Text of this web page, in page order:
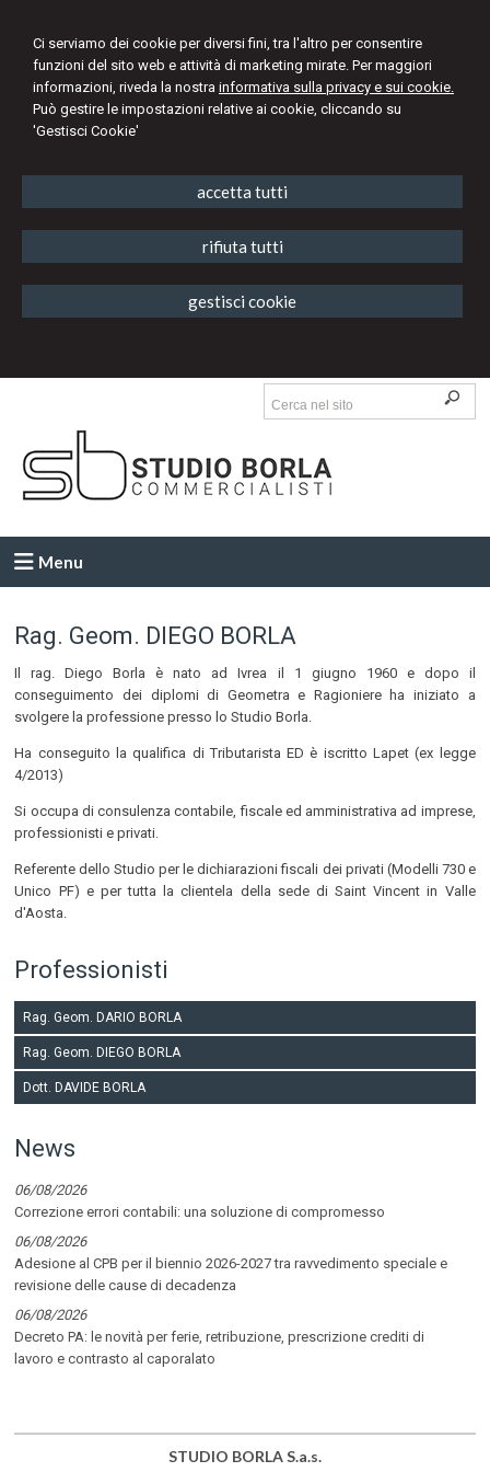
Ci serviamo dei cookie per diversi fini, tra l'altro per consentire
funzioni del sito web e attività di marketing mirate. Per maggiori
informazioni, riveda la nostra informativa sulla privacy e sui cookie.
Può gestire le impostazioni relative ai cookie, cliccando su
'Gestisci Cookie'
accetta tutti
rifiuta tutti
gestisci cookie
Menu
Rag. Geom. DIEGO BORLA
Il rag. Diego Borla è nato ad Ivrea il 1 giugno 1960 e dopo il
conseguimento dei diplomi di Geometra e Ragioniere ha iniziato a
svolgere la professione presso lo Studio Borla.
Ha conseguito la qualifica di Tributarista ED è iscritto Lapet (ex legge
4/2013)
Si occupa di consulenza contabile, fiscale ed amministrativa ad imprese,
professionisti e privati.
Referente dello Studio per le dichiarazioni fiscali dei privati (Modelli 730 e
Unico PF) e per tutta la clientela della sede di Saint Vincent in Valle
d'Aosta.
Professionisti
Rag. Geom. DARIO BORLA
Rag. Geom. DIEGO BORLA
Dott. DAVIDE BORLA
News
06/08/2026
Correzione errori contabili: una soluzione di compromesso
06/08/2026
Adesione al CPB per il biennio 2026-2027 tra ravvedimento speciale e
revisione delle cause di decadenza
06/08/2026
Decreto PA: le novità per ferie, retribuzione, prescrizione crediti di
lavoro e contrasto al caporalato
STUDIO BORLA S.a.s.